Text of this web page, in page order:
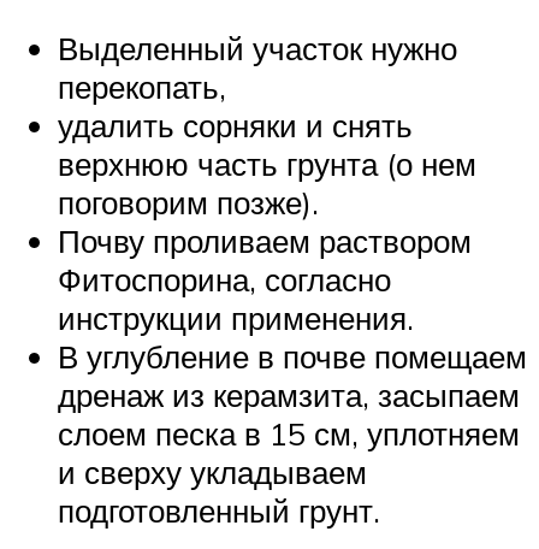
Выделенный участок нужно
перекопать,
удалить сорняки и снять
верхнюю часть грунта (о нем
поговорим позже).
Почву проливаем раствором
Фитоспорина, согласно
инструкции применения.
В углубление в почве помещаем
дренаж из керамзита, засыпаем
слоем песка в 15 см, уплотняем
и сверху укладываем
подготовленный грунт.